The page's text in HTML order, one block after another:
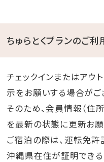
ちゅらとくプランのご
チェックインまたはアウ
示をお願いする場合がご
そのため、会員情報（住
を最新の状態に更新お願
ご宿泊の際は、運転免許
沖縄県在住が証明できる